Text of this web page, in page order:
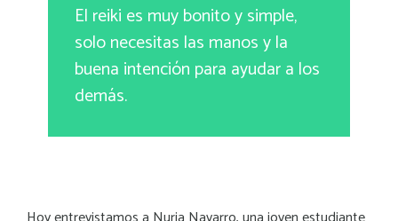
El reiki es muy bonito y simple,
solo necesitas las manos y la
buena intención para ayudar a los
demás.